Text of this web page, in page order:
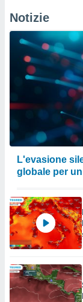
Notizie
L'evasione
globale per